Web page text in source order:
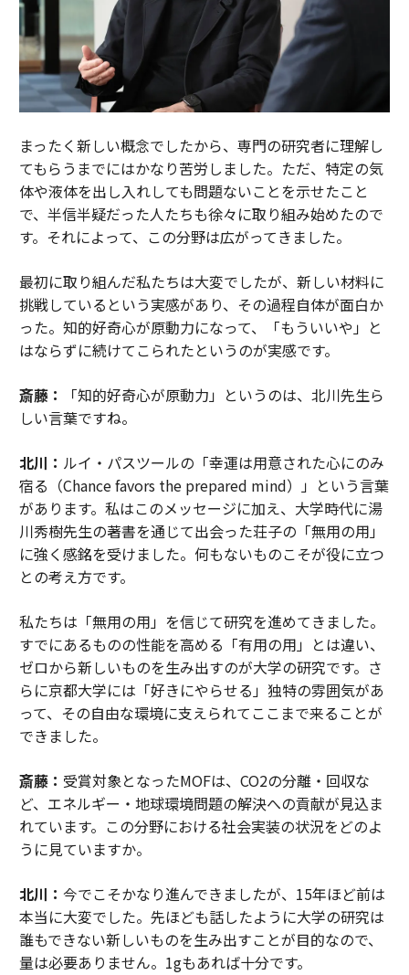
まったく新しい概念でしたから、専門の研究者に理解し
てもらうまでにはかなり苦労しました。ただ、特定の気
体や液体を出し入れしても問題ないことを示せたこと
で、半信半疑だった人たちも徐々に取り組み始めたので
す。それによって、この分野は広がってきました。
最初に取り組んだ私たちは大変でしたが、新しい材料に
挑戦しているという実感があり、その過程自体が面白か
った。知的好奇心が原動力になって、「もういいや」と
はならずに続けてこられたというのが実感です。
斎藤：
「知的好奇心が原動力」というのは、北川先生ら
しい言葉ですね。
北川： ルイ・パスツールの「幸運は用意された心にのみ
宿る（Chance favors the prepared mind）」という言葉
があります。私はこのメッセージに加え、大学時代に湯
川秀樹先生の著書を通じて出会った荘子の「無用の用」
に強く感銘を受けました。何もないものこそが役に立つ
との考え方です。
私たちは「無用の用」を信じて研究を進めてきました。
すでにあるものの性能を高める「有用の用」とは違い、
ゼロから新しいものを生み出すのが大学の研究です。さ
らに京都大学には「好きにやらせる」独特の雰囲気があ
って、その自由な環境に支えられてここまで来ることが
できました。
斎藤： 受賞対象となったMOFは、CO2の分離・回収な
ど、エネルギー・地球環境問題の解決への貢献が見込ま
れています。この分野における社会実装の状況をどのよ
うに見ていますか。
北川： 今でこそかなり進んできましたが、15年ほど前は
本当に大変でした。先ほども話したように大学の研究は
誰もできない新しいものを生み出すことが目的なので、
量は必要ありません。1gもあれば十分です。